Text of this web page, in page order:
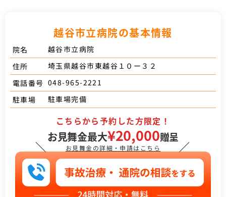
越谷市立病院の基本情報
院名
越谷市立病院
住所
埼玉県越谷市東越谷１０ー３２
電話番号 048-965-2221
駐車場
駐車場完備
＼
こちらから予約した方限定！
お見舞金最大¥20,000贈呈
お見舞金の詳細・申請はこちら ／